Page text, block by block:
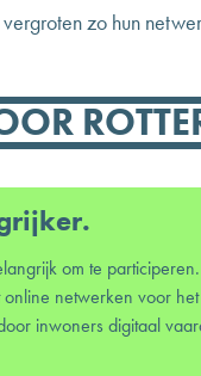
zo hun
om te
netwerken voor
inwoners digitaal